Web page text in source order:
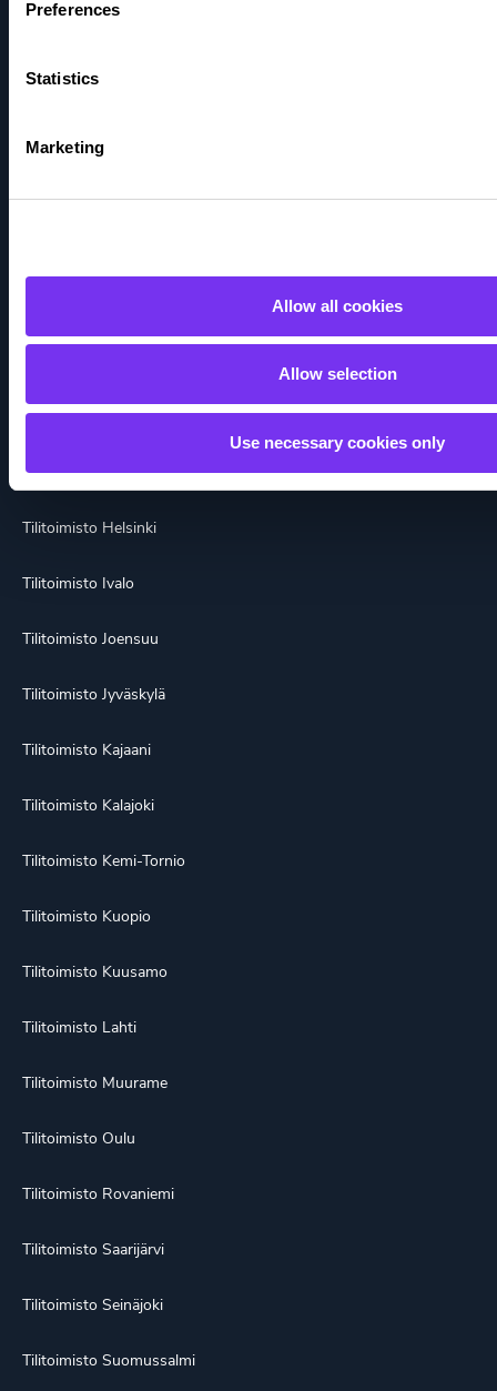
Preferences
Statistics
Marketing
Allow all cookies
Allow selection
Use necessary cookies only
Seuraa meitä
Paikkakunnat
Tilitoimisto Alajärvi
Tilitoimisto Helsinki
Tilitoimisto Ivalo
Tilitoimisto Joensuu
Tilitoimisto Jyväskylä
Tilitoimisto Kajaani
Tilitoimisto Kalajoki
Tilitoimisto Kemi-Tornio
Tilitoimisto Kuopio
Tilitoimisto Kuusamo
Tilitoimisto Lahti
Tilitoimisto Muurame
Tilitoimisto Oulu
Tilitoimisto Rovaniemi
Tilitoimisto Saarijärvi
Tilitoimisto Seinäjoki
Tilitoimisto Suomussalmi